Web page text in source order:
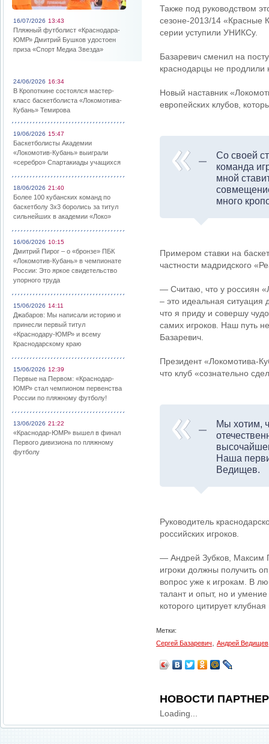
16/07/2026 13:43
Пляжный футболист «Краснодара-
ЮМР» Дмитрий Бушков удостоен
приза «Спорт Медиа Звезда»
24/06/2026 16:34
В Кропоткине состоялся мастер-
класс баскетболиста «Локомотива-
Кубань» Темирова
19/06/2026 15:47
Баскетболисты Академии
«Локомотив-Кубань» выиграли
«серебро» Спартакиады учащихся
18/06/2026 21:40
Более 100 кубанских команд по
баскетболу 3х3 боролись за титул
сильнейших в академии «Локо»
16/06/2026 10:15
Дмитрий Пирог – о «бронзе» ПБК
«Локомотив-Кубань» в чемпионате
России: Это яркое свидетельство
упорного труда
15/06/2026 14:11
Джабаров: Мы написали историю и
принесли первый титул
«Краснодару-ЮМР» и всему
Краснодарскому краю
15/06/2026 12:39
Первые на Первом: «Краснодар-
ЮМР» стал чемпионом первенства
России по пляжному футболу!
13/06/2026 21:22
«Краснодар-ЮМР» вышел в финал
Первого дивизиона по пляжному
футболу
Также под руководством
сезоне-2013/14 «Красные
серии уступили УНИКСу.
Базаревич сменил на
краснодарцы не продлили
Новый наставник
европейских клубов,
Со своей
команда
мной
много
Примером ставки на
частности мадридского
— Считаю, что у россиян
– это идеальная ситуация
что я приду и совершу
самих игроков. Наш путь
Базаревич.
Президент «Локомотива-
что клуб «сознательно
Мы хотим,
Наша
Ведищев.
Руководитель
российских игроков.
— Андрей Зубков, Максим
игроки должны получить
вопрос уже к игрокам. В
талант и опыт, но и
которого цитирует
Метки:
Сергей Базаревич
Андрей Ведищев
НОВОСТИ
Loading...